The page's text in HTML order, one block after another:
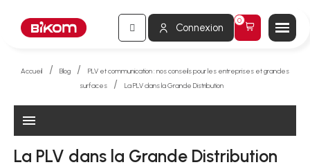
Connexion
Accueil Blog
PLV et communication : nos conseils pour les entreprises et grandes
surfaces
La PLV dans la Grande Distribution
menu
La PLV dans la Grande Distribution